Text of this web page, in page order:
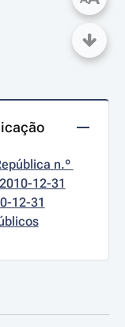
n.º
12-31
12-31